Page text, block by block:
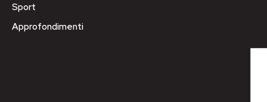
Sport
Approfondimenti